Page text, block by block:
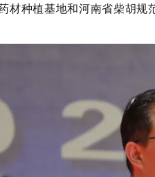
材种植基地和河南省柴胡